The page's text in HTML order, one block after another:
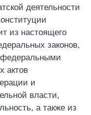
деятельности
из настоящего
законов,
федеральными
актов
и
власти,
а также из